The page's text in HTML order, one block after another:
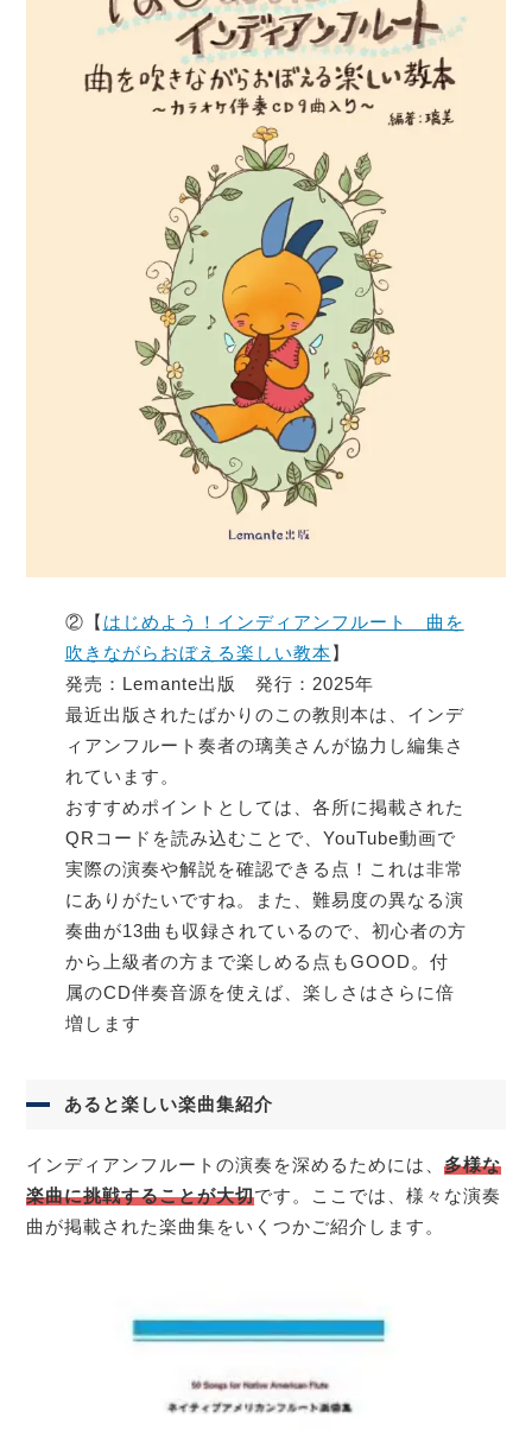
②【 はじめよう！インディアンフルート 曲を
吹きながらおぼえる楽しい教本】
発売：Lemante出版 発行：2025年
最近出版されたばかりのこの教則本は、インデ
ィアンフルート奏者の璃美さんが協力し編集さ
れています。
おすすめポイントとしては、各所に掲載された
QRコードを読み込むことで、YouTube動画で
実際の演奏や解説を確認できる点！これは非常
にありがたいですね。また、難易度の異なる演
奏曲が13曲も収録されているので、初心者の方
から上級者の方まで楽しめる点もGOOD。付
属のCD伴奏音源を使えば、楽しさはさらに倍
増します
あると楽しい楽曲集紹介
インディアンフルートの演奏を深めるためには、多様な
楽曲に挑戦することが大切です。ここでは、様々な演奏
曲が掲載された楽曲集をいくつかご紹介します。